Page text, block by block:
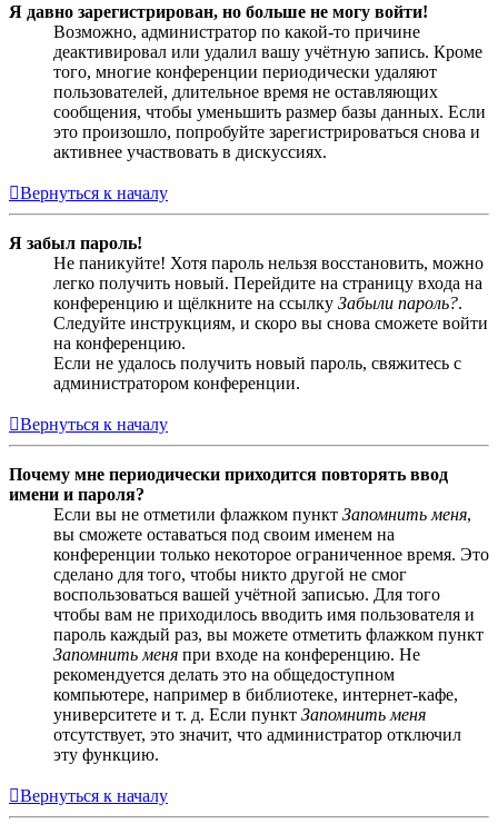
Я давно зарегистрирован, но больше не могу войти!
Возможно, администратор по какой-то причине
деактивировал или удалил вашу учётную запись. Кроме
того, многие конференции периодически удаляют
пользователей, длительное время не оставляющих
сообщения, чтобы уменьшить размер базы данных. Если
это произошло, попробуйте зарегистрироваться снова и
активнее участвовать в дискуссиях.
Вернуться к началу
Я забыл пароль!
Не паникуйте! Хотя пароль нельзя восстановить, можно
легко получить новый. Перейдите на страницу входа на
конференцию и щёлкните на ссылку Забыли пароль?.
Следуйте инструкциям, и скоро вы снова сможете войти
на конференцию.
Если не удалось получить новый пароль, свяжитесь с
администратором конференции.
Вернуться к началу
Почему мне периодически приходится повторять ввод
имени и пароля?
Если вы не отметили флажком пункт Запомнить меня,
вы сможете оставаться под своим именем на
конференции только некоторое ограниченное время. Это
сделано для того, чтобы никто другой не смог
воспользоваться вашей учётной записью. Для того
чтобы вам не приходилось вводить имя пользователя и
пароль каждый раз, вы можете отметить флажком пункт
Запомнить меня при входе на конференцию. Не
рекомендуется делать это на общедоступном
компьютере, например в библиотеке, интернет-кафе,
университете и т. д. Если пункт Запомнить меня
отсутствует, это значит, что администратор отключил
эту функцию.
Вернуться к началу